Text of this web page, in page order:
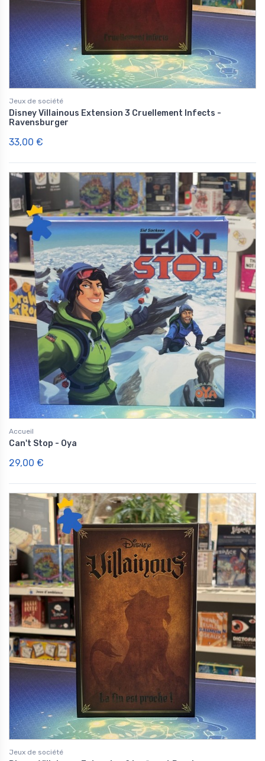
Jeux de société
Disney Villainous Extension 3 Cruellement Infects -
Ravensburger
33,00 €
Accueil
Can't Stop - Oya
29,00 €
Jeux de société